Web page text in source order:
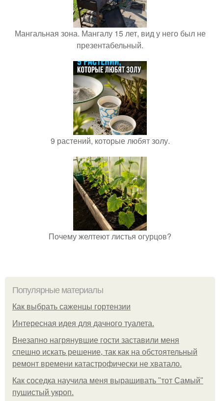
Мангальная зона. Мангалу 15 лет, вид у него был не
презентабельный.
9 растений, которые любят золу.
Почему желтеют листья огурцов?
Популярные материалы
Как выбрать саженцы гортензии
Интересная идея для дачного туалета.
Внезапно нагрянувшие гости заставили меня
спешно искать решение, так как на обстоятельный
ремонт времени катастрофически не хватало.
Как соседка научила меня выращивать "тот Самый"
пушистый укроп.